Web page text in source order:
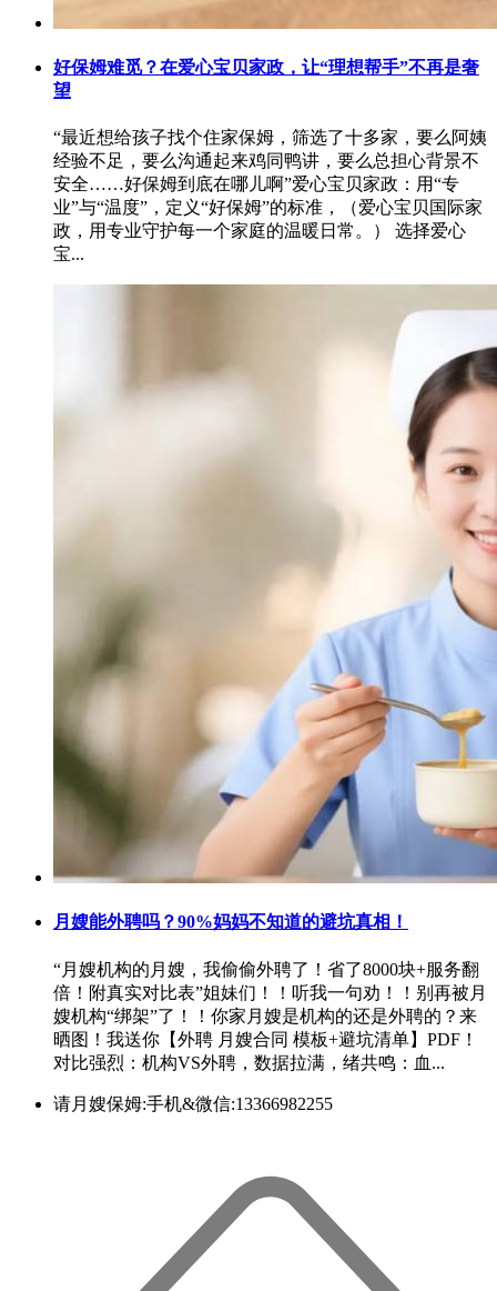
好保姆难觅？在爱心宝贝家政，让“理想帮手”不再是奢
望
“最近想给孩子找个住家保姆，筛选了十多家，要么阿姨
经验不足，要么沟通起来鸡同鸭讲，要么总担心背景不
安全……好保姆到底在哪儿啊”爱心宝贝家政：用“专
业”与“温度”，定义“好保姆”的标准，（爱心宝贝国际家
政，用专业守护每一个家庭的温暖日常。） 选择爱心
宝...
月嫂能外聘吗？90%妈妈不知道的避坑真相！
“月嫂机构的月嫂，我偷偷外聘了！省了8000块+服务翻
倍！附真实对比表”姐妹们！！听我一句劝！！别再被月
嫂机构“绑架”了！！你家月嫂是机构的还是外聘的？来
晒图！我送你【外聘 月嫂合同 模板+避坑清单】PDF！
对比强烈：机构VS外聘，数据拉满，绪共鸣：血...
请月嫂保姆:手机&微信:13366982255